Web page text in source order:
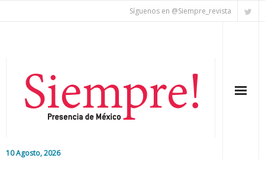
Síguenos en @Siempre_revista
10 Agosto, 2026